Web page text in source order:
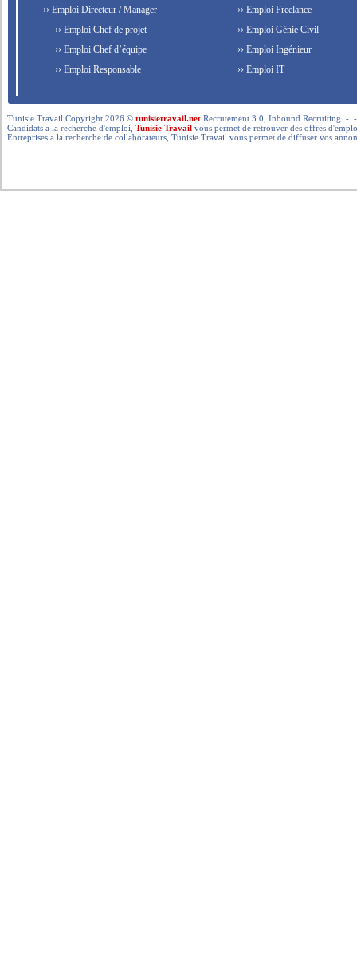
›› Emploi Directeur / Manager
›› Emploi Chef de projet
›› Emploi Chef d’équipe
›› Emploi Responsable
›› Emploi Freelance
›› Emploi Génie Civil
›› Emploi Ingénieur
›› Emploi IT
Tunisie Travail Copyright 2026 ©tunisietravail.net Recrutement 3.0, Inbound Recruiting .-
Candidats a la recherche d'emploi,Tunisie Travail vous permet de retrouver des offres
Entreprises a la recherche de collaborateurs, Tunisie Travail vous permet de diffuser vos